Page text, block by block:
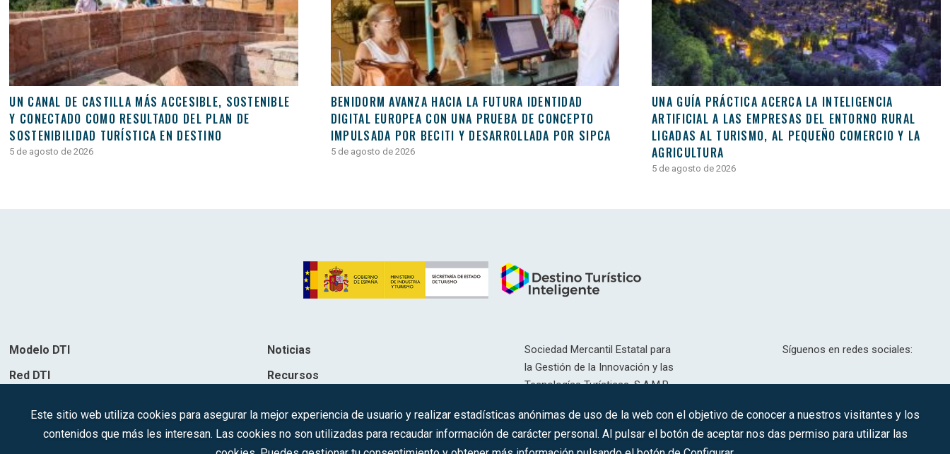
UN CANAL DE CASTILLA MÁS ACCESIBLE, SOSTENIBLE
Y CONECTADO COMO RESULTADO DEL PLAN DE
SOSTENIBILIDAD TURÍSTICA EN DESTINO
5 de agosto de 2026
BENIDORM AVANZA HACIA LA FUTURA IDENTIDAD
DIGITAL EUROPEA CON UNA PRUEBA DE CONCEPTO
IMPULSADA POR BECITI Y DESARROLLADA POR SIPCA
5 de agosto de 2026
UNA GUÍA PRÁCTICA ACERCA LA INTELIGENCIA
ARTIFICIAL A LAS EMPRESAS DEL ENTORNO RURAL
LIGADAS AL TURISMO, AL PEQUEÑO COMERCIO Y LA
AGRICULTURA
5 de agosto de 2026
Modelo DTI
Red DTI
Noticias
Recursos
Sociedad Mercantil Estatal para
la Gestión de la Innovación y las
Tecnologías Turísticas, S.A.M.P.
Inscrita en el R.M. de Madrid, T,
12593, Se. 8, F. 129, H. 201.307.
Síguenos en redes sociales:
CONTACTO
Este sitio web utiliza cookies para asegurar la mejor experiencia de usuario y realizar estadísticas anónimas de uso de la web con el objetivo de conocer a nuestros visitantes y los
contenidos que más les interesan. Las cookies no son utilizadas para recaudar información de carácter personal. Al pulsar el botón de aceptar nos das permiso para utilizar las